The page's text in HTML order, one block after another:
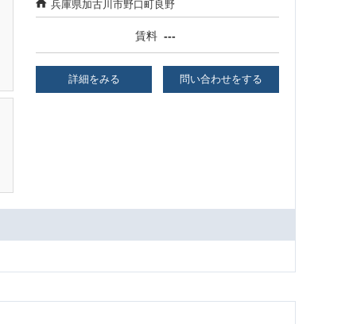
兵庫県加古川市野口町良野
賃料 ---
詳細をみる 問い合わせをする